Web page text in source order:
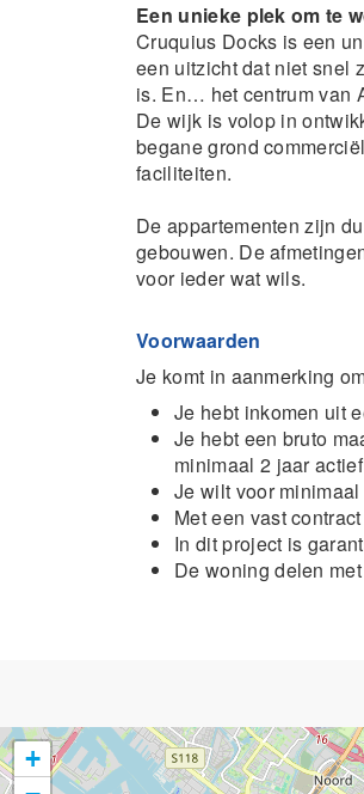
Een unieke plek om te
Cruquius Docks is een
een uitzicht dat niet snel
is. En… het centrum van
De wijk is volop in
begane grond
faciliteiten.
De appartementen zijn
gebouwen. De
voor ieder wat wils.
Voorwaarden
Je komt in aanmerking
Je hebt inkomen uit
Je hebt een bruto
minimaal 2 jaar
Je wilt voor
Met een vast
In dit project is
De woning delen
+